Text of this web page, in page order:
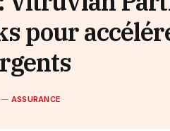
pour
ASSURANCE